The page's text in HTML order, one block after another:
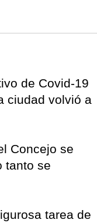
de Covid-19
ciudad volvió a
Concejo se
tanto se
tarea de